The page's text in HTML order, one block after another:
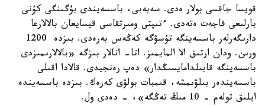
قويسا جاقسى بولار ەدى. سەبەبى، باسسەيندى بۇگىنگى كۇنى
بارلىعى قاجەت ەتەدى. ءتىپتى ومىرتقاسى قيسايعان بالالارعا
دارىگەرلەر باسسەينگە تۇسۋگە كەڭەس بەرەدى. بىزدە 1200
ورىن. ودان ارتىق الا المايمىز. اتا- انالار بىزگە «بالالارىمىزدى
باسسەينگە قابىلدامايسىڭدار» دەپ رەنجيدى. قالادا اقىلى
باسسەيندەر بىلۋىمشە، قىمبات بولۋى كەرەك. بىزدە باسسەيندە
ايلىق تولەم - 10 مىڭ تەڭگە»، - دەدى ول.